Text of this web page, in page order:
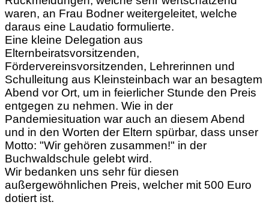
waren, an Frau Bodner weitergeleitet, welche
daraus eine Laudatio formulierte.
Eine kleine Delegation aus
Elternbeiratsvorsitzenden,
Fördervereinsvorsitzenden, Lehrerinnen und
Schulleitung aus Kleinsteinbach war an besagtem
Abend vor Ort, um in feierlicher Stunde den Preis
entgegen zu nehmen. Wie in der
Pandemiesituation war auch an diesem Abend
und in den Worten der Eltern spürbar, dass unser
Motto: "Wir gehören zusammen!" in der
Buchwaldschule gelebt wird.
Wir bedanken uns sehr für diesen
außergewöhnlichen Preis, welcher mit 500 Euro
dotiert ist.